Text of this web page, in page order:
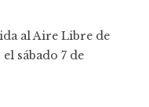
al Aire Libre de
sábado 7 de